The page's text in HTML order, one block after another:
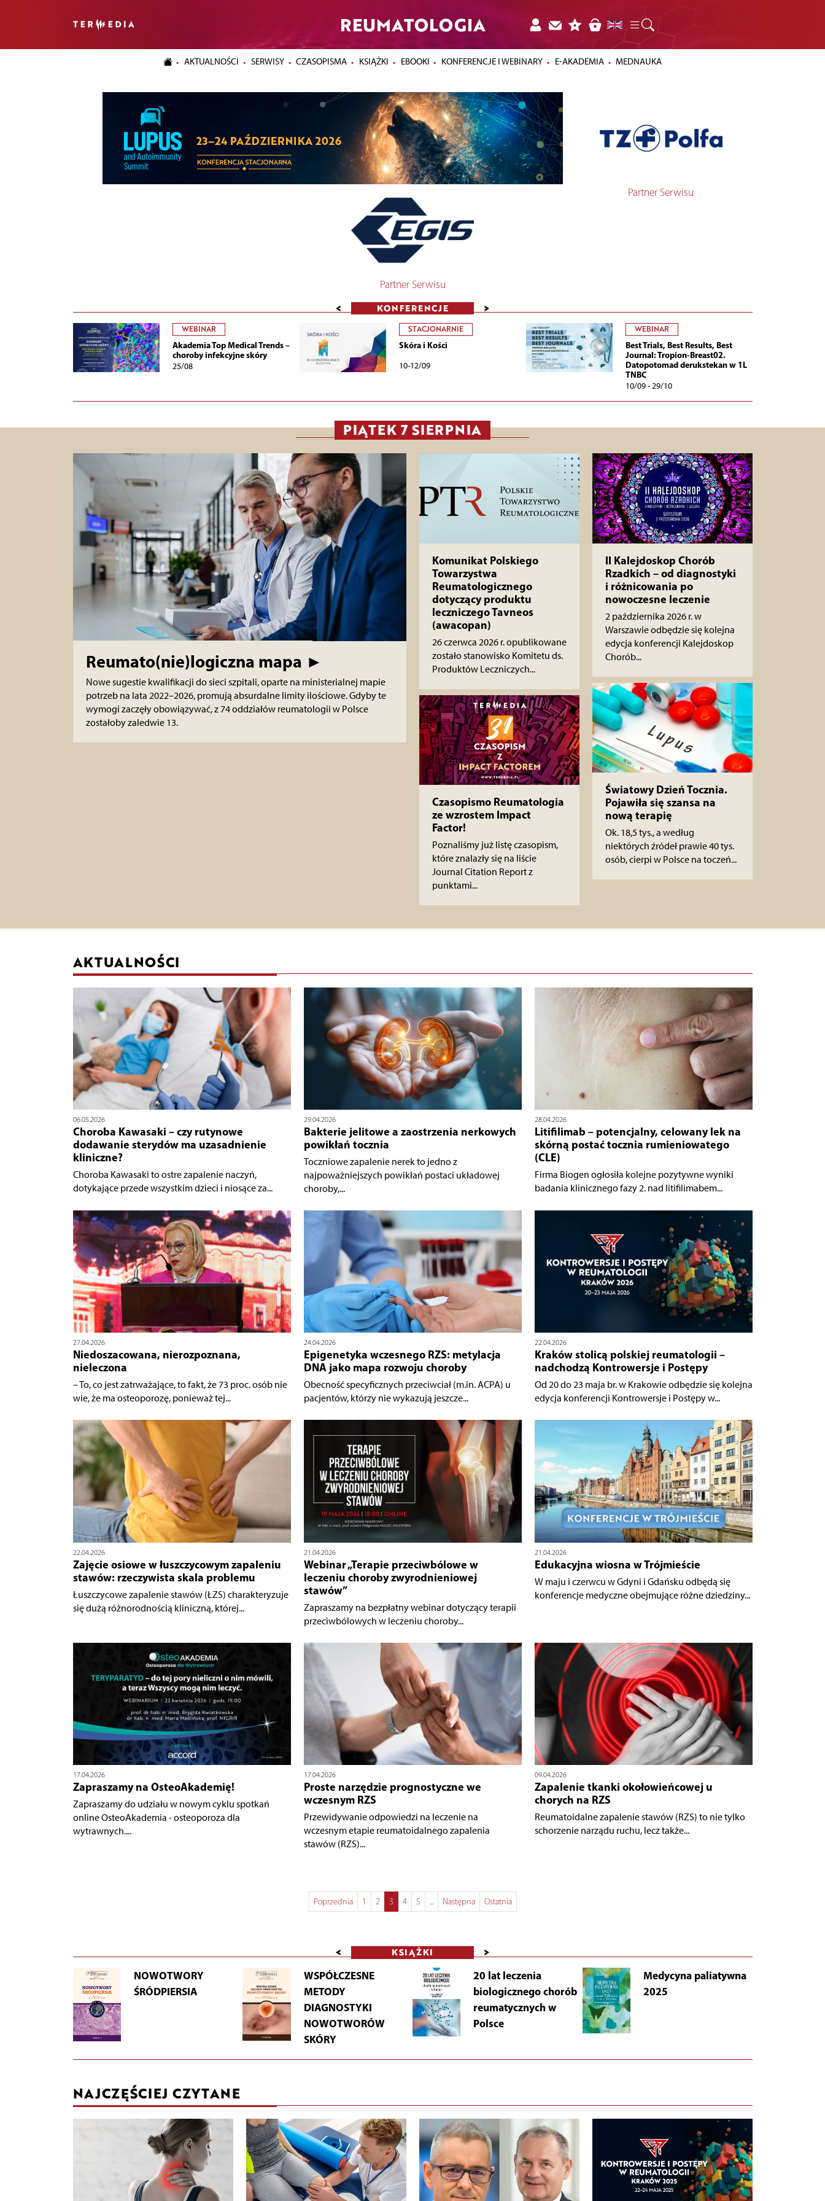
REUMATOLOGIA
AKTUALNOŚCI SERWISY CZASOPISMA KSIĄŻKI EBOOKI KONFERENCJE I WEBINARY E-AKADEMIA MEDNAUKA
Partner Serwisu
Partner Serwisu
< KONFERENCJE >
WEBINAR
Akademia Top Medical Trends –
choroby infekcyjne skóry
25/08
STACJONARNIE
Skóra i Kości
10-12/09
WEBINAR
Best Trials, Best Results, Best
Journal: Tropion-Breast02.
Datopotomad derukstekan w 1L
TNBC
10/09 - 29/10
PIĄTEK 7 SIERPNIA
Reumato(nie)logiczna mapa ►
Nowe sugestie kwalifikacji do sieci szpitali, oparte na ministerialnej mapie
potrzeb na lata 2022–2026, promują absurdalne limity ilościowe. Gdyby te
wymogi zaczęły obowiązywać, z 74 oddziałów reumatologii w Polsce
zostałoby zaledwie 13.
Komunikat Polskiego
Towarzystwa
Reumatologicznego
dotyczący produktu
leczniczego Tavneos
(awacopan)
26 czerwca 2026 r. opublikowane
zostało stanowisko Komitetu ds.
Produktów Leczniczych...
Czasopismo Reumatologia
ze wzrostem Impact
Factor!
Poznaliśmy już listę czasopism,
które znalazły się na liście
Journal Citation Report z
punktami...
II Kalejdoskop Chorób
Rzadkich – od diagnostyki
i różnicowania po
nowoczesne leczenie
2 października 2026 r. w
Warszawie odbędzie się kolejna
edycja konferencji Kalejdoskop
Chorób...
Światowy Dzień Tocznia.
Pojawiła się szansa na
nową terapię
Ok. 18,5 tys., a według
niektórych źródeł prawie 40 tys.
osób, cierpi w Polsce na toczeń...
AKTUALNOŚCI
06.05.2026
Choroba Kawasaki – czy rutynowe
dodawanie sterydów ma uzasadnienie
kliniczne?
Choroba Kawasaki to ostre zapalenie naczyń,
dotykające przede wszystkim dzieci i niosące za...
29.04.2026
Bakterie jelitowe a zaostrzenia nerkowych
powikłań tocznia
Toczniowe zapalenie nerek to jedno z
najpoważniejszych powikłań postaci układowej
choroby,...
28.04.2026
Litifilimab – potencjalny, celowany lek na
skórną postać tocznia rumieniowatego
(CLE)
Firma Biogen ogłosiła kolejne pozytywne wyniki
badania klinicznego fazy 2. nad litifilimabem...
27.04.2026
Niedoszacowana, nierozpoznana,
nieleczona
– To, co jest zatrważające, to fakt, że 73 proc. osób nie
wie, że ma osteoporozę, ponieważ tej...
24.04.2026
Epigenetyka wczesnego RZS: metylacja
DNA jako mapa rozwoju choroby
Obecność specyficznych przeciwciał (m.in. ACPA) u
pacjentów, którzy nie wykazują jeszcze...
22.04.2026
Kraków stolicą polskiej reumatologii –
nadchodzą Kontrowersje i Postępy
Od 20 do 23 maja br. w Krakowie odbędzie się kolejna
edycja konferencji Kontrowersje i Postępy w...
22.04.2026
Zajęcie osiowe w łuszczycowym zapaleniu
stawów: rzeczywista skala problemu
Łuszczycowe zapalenie stawów (ŁZS) charakteryzuje
się dużą różnorodnością kliniczną, której...
21.04.2026
Webinar „Terapie przeciwbólowe w
leczeniu choroby zwyrodnieniowej
stawów”
Zapraszamy na bezpłatny webinar dotyczący terapii
przeciwbólowych w leczeniu choroby...
21.04.2026
Edukacyjna wiosna w Trójmieście
W maju i czerwcu w Gdyni i Gdańsku odbędą się
konferencje medyczne obejmujące różne dziedziny...
17.04.2026
Zapraszamy na OsteoAkademię!
Zapraszamy do udziału w nowym cyklu spotkań
online OsteoAkademia - osteoporoza dla
wytrawnych....
17.04.2026
Proste narzędzie prognostyczne we
wczesnym RZS
Przewidywanie odpowiedzi na leczenie na
wczesnym etapie reumatoidalnego zapalenia
stawów (RZS)...
09.04.2026
Zapalenie tkanki okołowieńcowej u
chorych na RZS
Reumatoidalne zapalenie stawów (RZS) to nie tylko
schorzenie narządu ruchu, lecz także...
Poprzednia 1 2 3 4 5 ... Następna Ostatnia
< KSIĄŻKI >
NOWOTWORY
ŚRÓDPIERSIA
WSPÓŁCZESNE
METODY
DIAGNOSTYKI
NOWOTWORÓW
SKÓRY
20 lat leczenia
biologicznego chorób
reumatycznych w
Polsce
Medycyna paliatywna
2025
NAJCZĘŚCIEJ CZYTANE